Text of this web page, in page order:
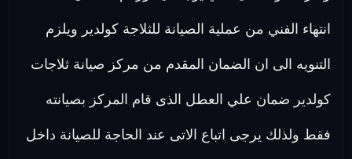
انتهاء الفني من عملية الصيانة للثلاجة كولدير ويلزم
التنويه الى ان الضمان المقدم من مركز صيانة ثلاجات
كولدير ضمان علي العطل الذى قام المركز بصيانته
فقط ولذلك يرجى اتباع الاتى عند الحاجة للصيانة داخل